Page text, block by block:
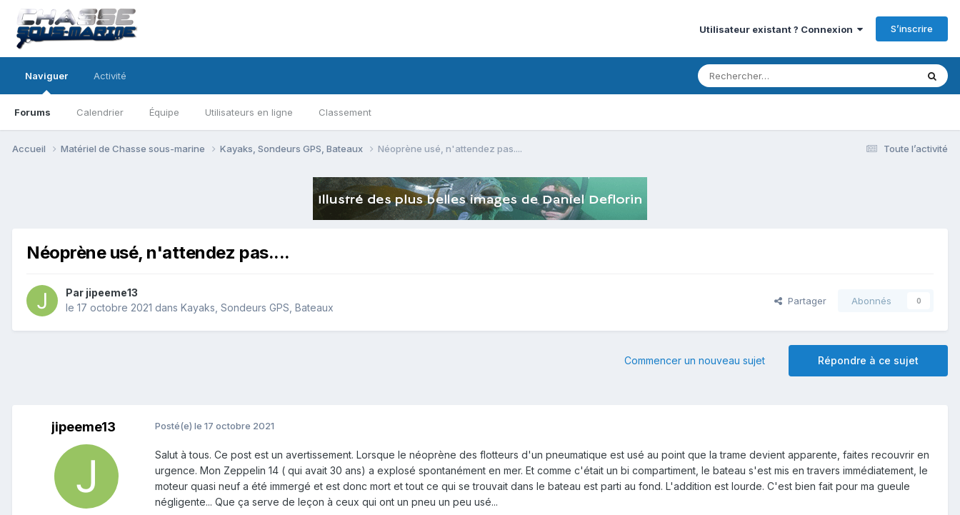
Utilisateur existant ? Connexion S’inscrire
Naviguer
Forums Calendrier Équipe Utilisateurs en ligne Classement
Activité
Toute l’activité
Accueil Matériel de Chasse sous-marine Kayaks, Sondeurs GPS, Bateaux Néoprène usé, n'attendez pas....
Néoprène usé, n'attendez pas....
Par jipeeme13
le 17 octobre 2021 dans Kayaks, Sondeurs GPS, Bateaux
Partager Abonnés 0
Répondre à ce sujet
Commencer un nouveau sujet
jipeeme13 Posté(e) le 17 octobre 2021
Salut à tous. Ce post est un avertissement. Lorsque le néoprène des flotteurs d'un pneumatique est usé au point que la trame devient apparente, faites recouvrir en
urgence. Mon Zeppelin 14 ( qui avait 30 ans) a explosé spontanément en mer. Et comme c'était un bi compartiment, le bateau s'est mis en travers immédiatement, le
moteur quasi neuf a été immergé et est donc mort et tout ce qui se trouvait dans le bateau est parti au fond. L'addition est lourde. C'est bien fait pour ma gueule
négligente... Que ça serve de leçon à ceux qui ont un pneu un peu usé...